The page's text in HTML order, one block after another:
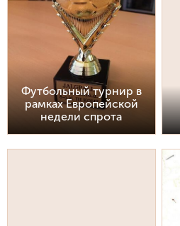
Футбольный турнир в
рамках Европейской
недели спрота